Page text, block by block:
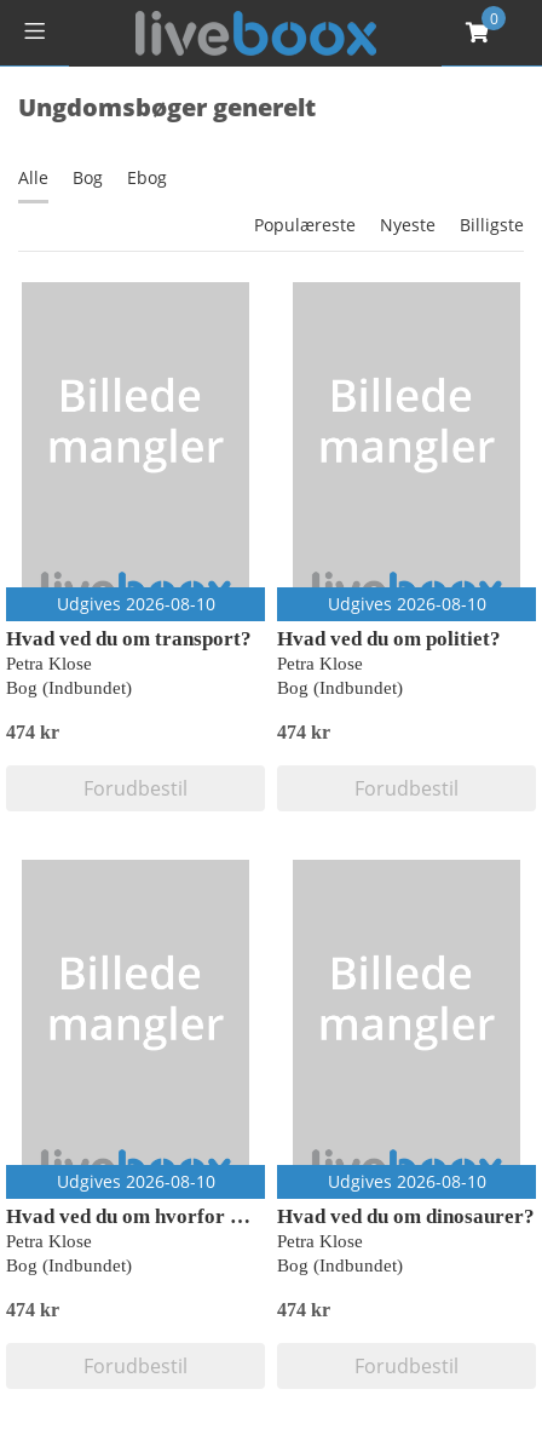
0
Ungdomsbøger generelt
Alle Bog Ebog
Populæreste Nyeste Billigste
Udgives 2026-08-10
Hvad ved du om transport?
Petra Klose
Bog (Indbundet)
474 kr
Forudbestil
Udgives 2026-08-10
Hvad ved du om politiet?
Petra Klose
Bog (Indbundet)
474 kr
Forudbestil
Udgives 2026-08-10
Hvad ved du om hvorfor man...?
Petra Klose
Bog (Indbundet)
474 kr
Forudbestil
Udgives 2026-08-10
Hvad ved du om dinosaurer?
Petra Klose
Bog (Indbundet)
474 kr
Forudbestil